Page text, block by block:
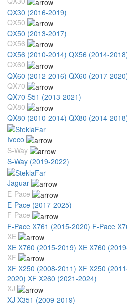
QX30 (2016-2019)
QX50
QX50 (2013-2017)
QX56
QX56 (2010-2014) QX56 (2014-2018)
QX60
QX60 (2012-2016) QX60 (2017-2020)
QX70
QX70 S51 (2013-2021)
QX80
QX80 (2010-2014) QX80 (2014-2018)
Iveco
S-Way
S-Way (2019-2022)
Jaguar
E-Pace
E-Pace (2017-2025)
F-Pace
F-Pace X761 (2015-2020) F-Pace
XE
XE X760 (2015-2019) XE X760
XF
XF X250 (2008-2011) XF X250
2020) XF X260 (2021-2024)
XJ
XJ X351 (2009-2019)